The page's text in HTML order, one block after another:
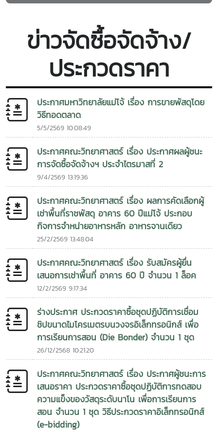
ข่าวจัดซื้อจัดจ้าง/
ประกวดราคา
ประกาศมหาวิทยาลัยแม่โจ้ เรื่อง การขายพัสดุโดย
วิธีทอดตลาด
5/5/2569 10:08:49
ประกาศคณะวิทยาศาสตร์ เรื่อง ประกาศผลผู้ชนะ
การจัดซื้อจัดจ้างฯ ประจำไตรมาสที่ 2
9/4/2569 13:19:36
ประกาศคณะวิทยาศาสตร์ เรื่อง ผลการคัดเลือกผู้
เช่าพื้นที่ราชพัสดุ อาคาร 60 ปีแม่โจ้ ประกอบ
กิจการจำหน่ายอาหารหลัก อาหารจานเดียว
25/2/2569 13:48:04
ประกาศคณะวิทยาศาสตร์ เรื่อง รับสมัครผู้ยื่น
เสนอการเช่าพื้นที่ อาคาร 60 ปี จำนวน 1 ล็อค
12/2/2569 9:17:34
ร่างประกาศ ประกวดราคาซื้อชุดปฏิบัติการเชื่อม
ชิปขนาดไมโครเมตรบนวงจรอิเล็กทรอนิกส์ เพื่อ
การเรียนการสอน (Die Bonder) จำนวน 1 ชุด
26/12/2568 10:21:20
ประกาศคณะวิทยาศาสตร์ เรื่อง ประกาศผู้ชนะการ
เสนอราคา ประกวดราคาซื้อชุดปฏิบัติการทดสอบ
ความแข็งของวัสดุระดับนาโน เพื่อการเรียนการ
สอน จำนวน 1 ชุด วิธีประกวดราคาอิเล็กทรอนิกส์
(e-bidding)